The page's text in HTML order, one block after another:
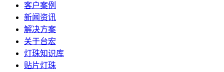
客户案例
新闻资讯
解决方案
关于台宏
灯珠知识库
贴片灯珠